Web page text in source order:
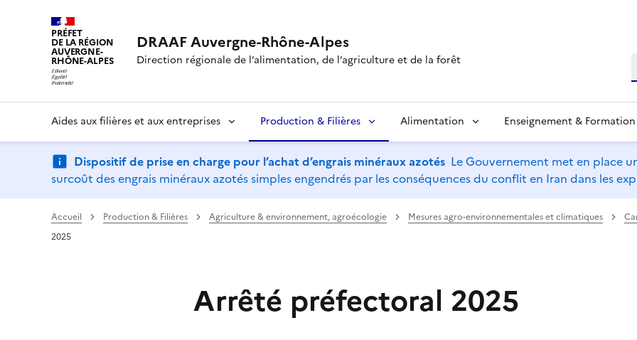
PRÉFET
DE LA RÉGION
AUVERGNE-
RHÔNE-ALPES
DRAAF Auvergne-Rhône-Alpes
Direction régionale de l’alimentation, de l’agriculture et de la forêt
Aides aux filières et aux entreprises Production & Filières Alimentation Enseignement & Formation
Dispositif de prise en charge pour l’achat d’engrais minéraux azotés Le Gouvernement met en place
surcoût des engrais minéraux azotés simples engendrés par les conséquences du conflit en Iran dans les
Accueil Production & Filières Agriculture & environnement, agroécologie Mesures agro-environnementales et climatiques
2025
Arrêté préfectoral 2025